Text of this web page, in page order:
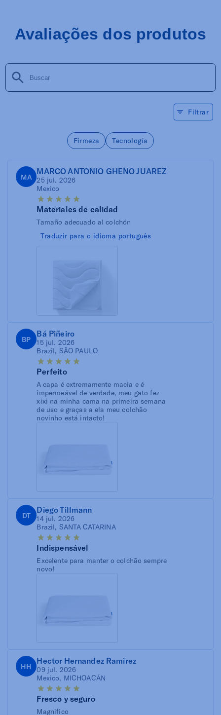
Avaliações dos produtos
Filtrar
Firmeza Tecnología
MA
MARCO ANTONIO GHENO JUAREZ
25 jul. 2026
Mexico
Materiales de calidad
Tamaño adecuado al colchón
Traduzir para o idioma português
BP
Bá Piñeiro
15 jul. 2026
Brazil, SÃO PAULO
Perfeito
A capa é extremamente macia e é
impermeável de verdade, meu gato fez
xixi na minha cama na primeira semana
de uso e graças a ela meu colchão
novinho está intacto!
DT
Diego Tillmann
14 jul. 2026
Brazil, SANTA CATARINA
Indispensável
Excelente para manter o colchão sempre
novo!
HH
Hector Hernandez Ramirez
09 jul. 2026
Mexico, MICHOACÁN
Fresco y seguro
Magnifico